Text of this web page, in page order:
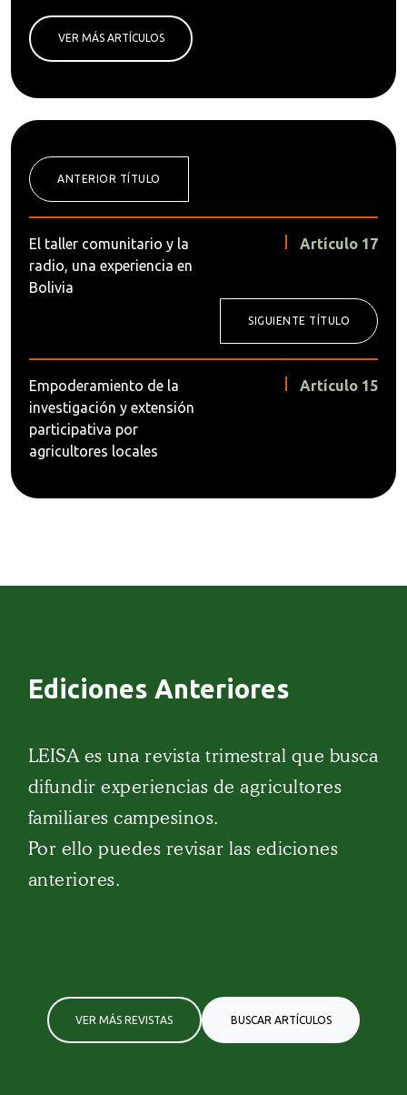
VER MÁS ARTÍCULOS
ANTERIOR TÍTULO
El taller comunitario y la
radio, una experiencia en
Bolivia
Artículo 17
SIGUIENTE TÍTULO
Empoderamiento de la
investigación y extensión
participativa por
agricultores locales
Artículo 15
Ediciones Anteriores
LEISA es una revista trimestral que busca
difundir experiencias de agricultores
familiares campesinos.
Por ello puedes revisar las ediciones
anteriores.
VER MÁS REVISTAS BUSCAR ARTÍCULOS